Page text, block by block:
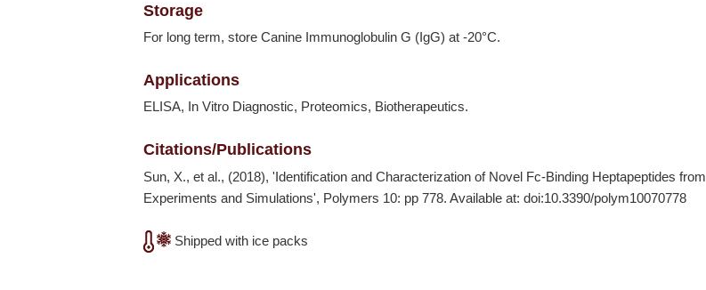
Storage
For long term, store Canine Immunoglobulin G (IgG) at-20°C.
Applications
ELISA, In Vitro Diagnostic, Proteomics, Biotherapeutics.
Citations/Publications
Sun, X., et al., (2018), 'Identification and Characterization of Novel Fc-Binding Heptapeptides from
Experiments and Simulations', Polymers 10: pp 778. Available at: doi:10.3390/polym10070778
Shipped with ice packs